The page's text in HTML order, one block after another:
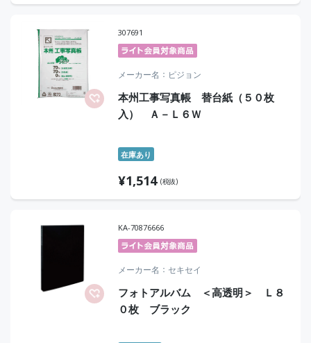
307691
メーカー名 ピジョン
本州工事写真帳 替台紙（５０枚
入） Ａ－Ｌ６Ｗ
在庫あり
¥1,514 (税抜)
KA-70876666
メーカー名 セキセイ
フォトアルバム ＜高透明＞ Ｌ８
０枚 ブラック